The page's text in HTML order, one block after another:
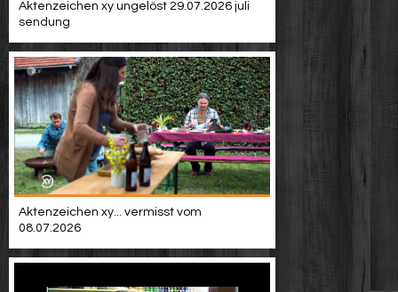
Aktenzeichen xy ungelöst 29.07.2026 juli
sendung
Aktenzeichen xy... vermisst vom
08.07.2026